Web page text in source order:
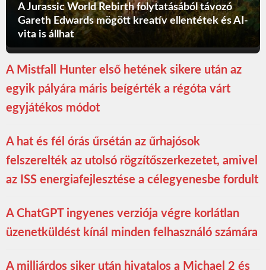
A Jurassic World Rebirth folytatásából távozó
Gareth Edwards mögött kreatív ellentétek és AI-
vita is állhat
A Mistfall Hunter első hetének sikere után az
egyik pályára máris beígérték a régóta várt
egyjátékos módot
A hat és fél órás űrsétán az űrhajósok
felszerelték az utolsó rögzítőszerkezetet, amivel
az ISS energiafejlesztése a célegyenesbe fordult
A ChatGPT ingyenes verziója végre korlátlan
üzenetküldést kínál minden felhasználó számára
A milliárdos siker után hivatalos a Michael 2 és